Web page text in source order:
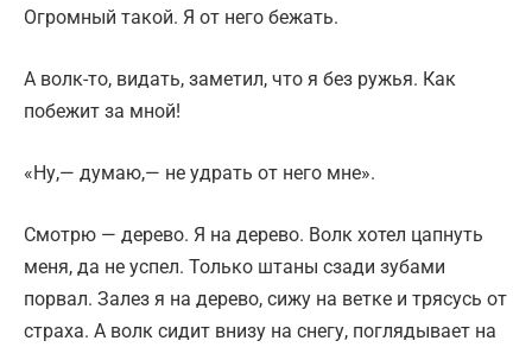
Огромный такой. Я от него бежать.
А волк-то, видать, заметил, что я без ружья. Как
побежит за мной!
«Ну,— думаю,— не удрать от него мне».
Смотрю — дерево. Я на дерево. Волк хотел цапнуть
меня, да не успел. Только штаны сзади зубами
порвал. Залез я на дерево, сижу на ветке и трясусь от
страха. А волк сидит внизу на снегу, поглядывает на